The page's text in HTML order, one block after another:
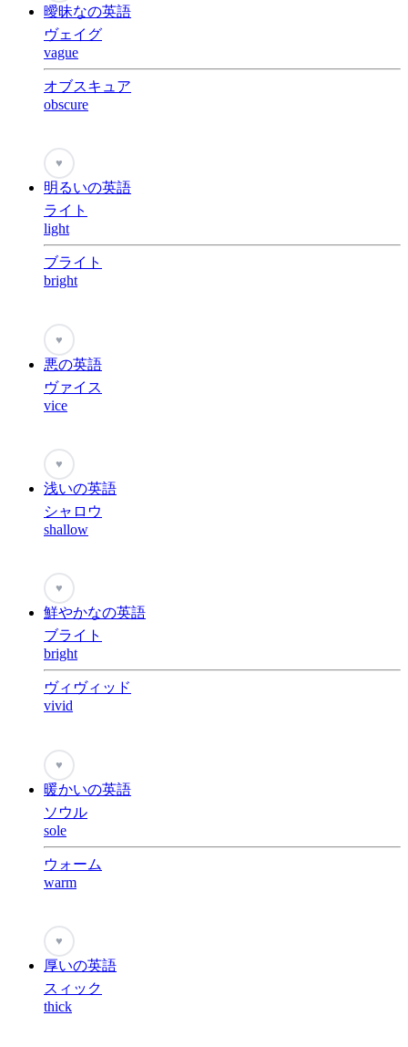
曖昧なの英語
ヴェイグ
vague
オブスキュア
obscure
♥
明るいの英語
ライト
light
ブライト
bright
♥
悪の英語
ヴァイス
vice
♥
浅いの英語
シャロウ
shallow
♥
鮮やかなの英語
ブライト
bright
ヴィヴィッド
vivid
♥
暖かいの英語
ソウル
sole
ウォーム
warm
♥
厚いの英語
スィック
thick